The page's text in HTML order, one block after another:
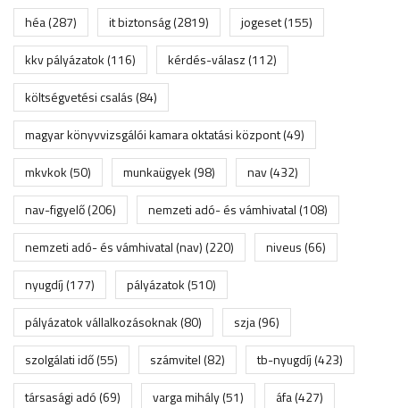
héa(287) it biztonság(2819) jogeset(155)
kkv pályázatok(116) kérdés-válasz(112)
költségvetési csalás(84)
magyar könyvvizsgálói kamara oktatási központ(49)
mkvkok(50) munkaügyek(98) nav(432)
nav-figyelő(206) nemzeti adó- és vámhivatal(108)
nemzeti adó- és vámhivatal (nav)(220) niveus(66)
nyugdíj(177) pályázatok(510)
pályázatok vállalkozásoknak(80) szja(96)
szolgálati idő(55) számvitel(82) tb-nyugdíj(423)
társasági adó(69) varga mihály(51) áfa(427)